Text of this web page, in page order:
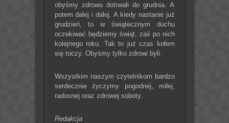
obyśmy zdrowo dotrwali do grudnia. A
potem dalej i dalej. A kiedy nastanie już
grudzień, to w świątecznym duchu
oczekiwać będziemy świąt, zaś po nich
kolejnego roku. Tak to już czas kołem
się toczy. Obyśmy tylko zdrowi byli.
Wszystkim naszym czytelnikom bardzo
serdecznie życzymy pogodnej, miłej,
radosnej oraz zdrowej soboty.
Redakcja